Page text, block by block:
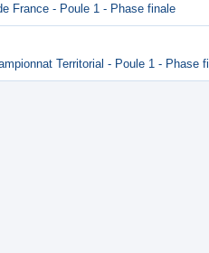
France - Poule 1 - Phase finale
Territorial - Poule 1 - Phase